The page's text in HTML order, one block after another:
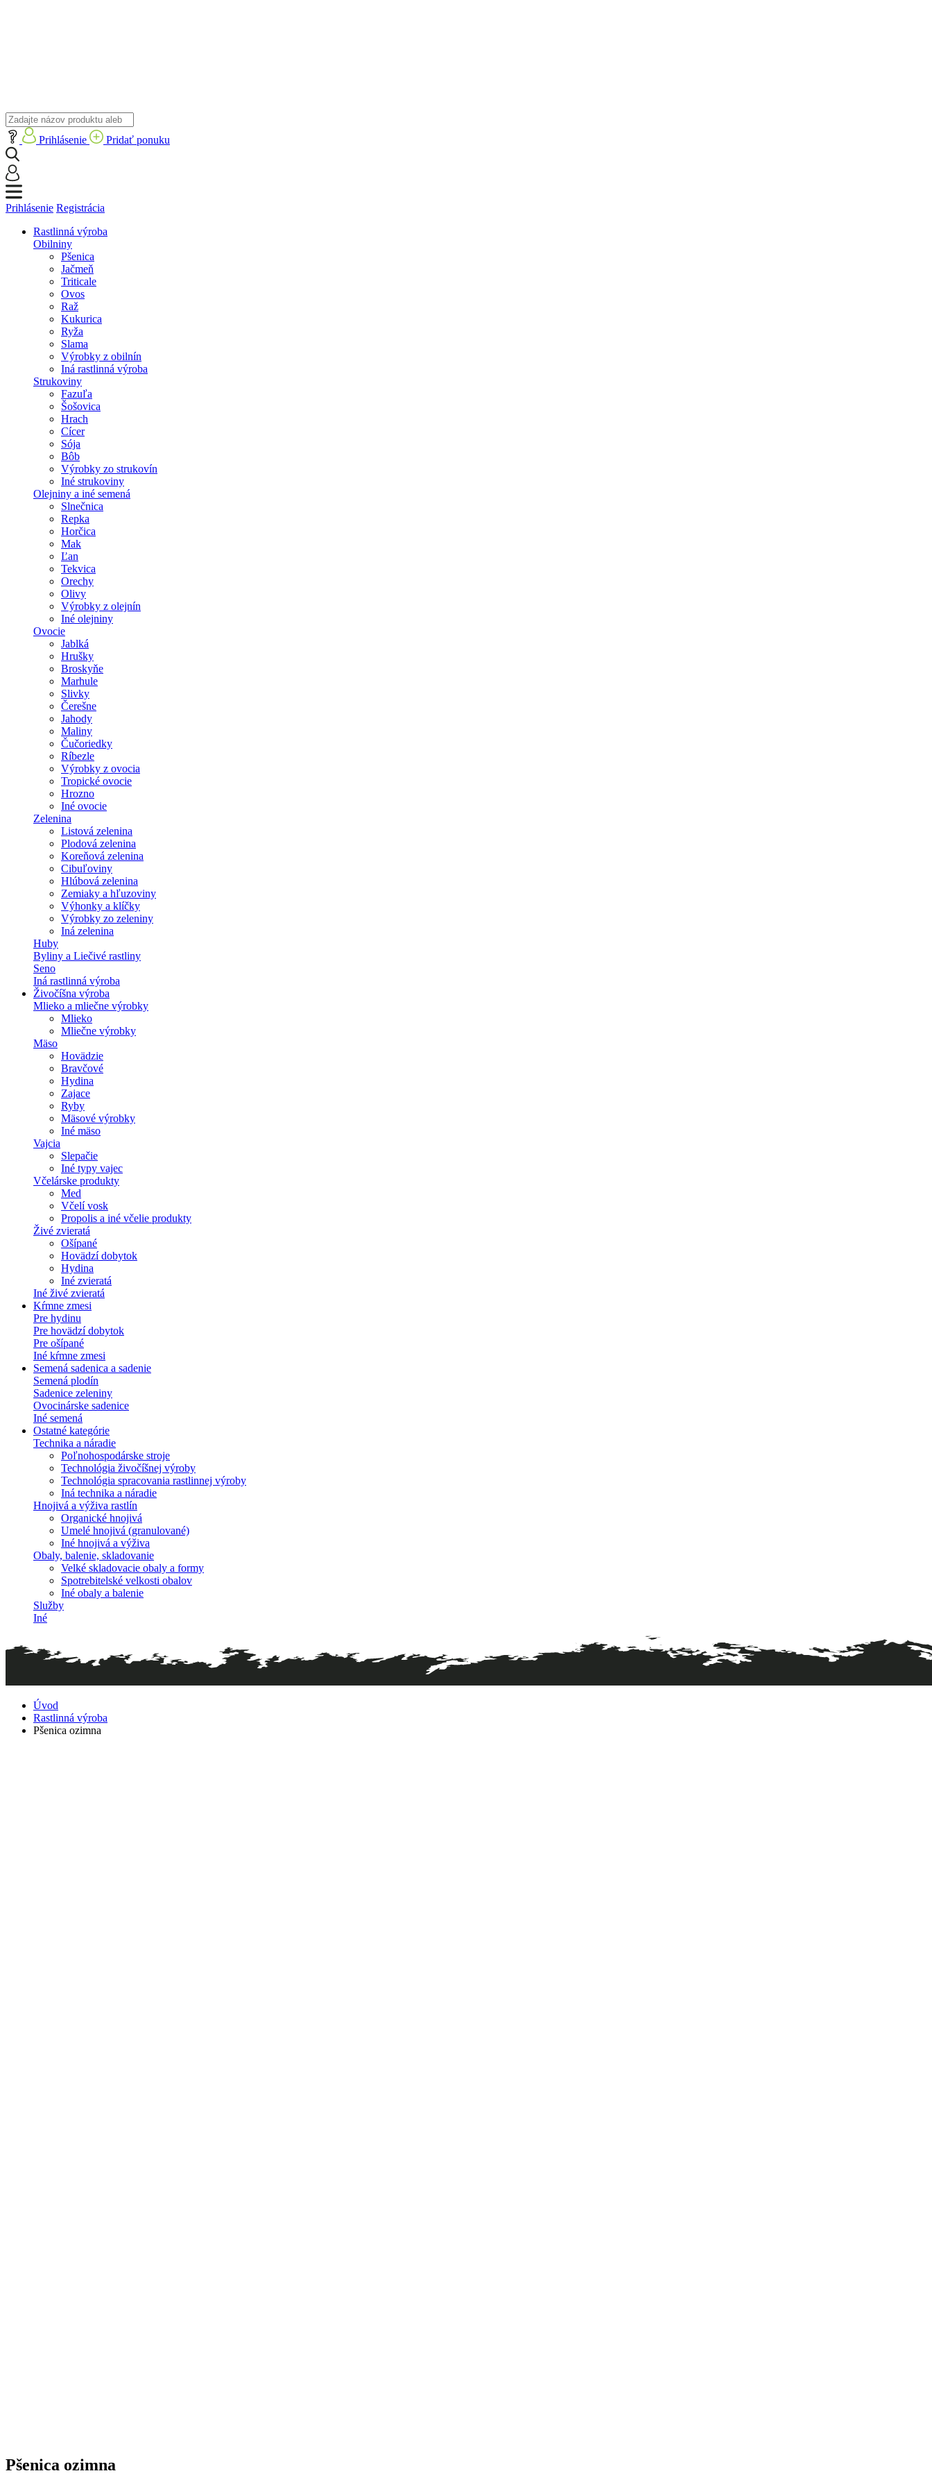
Prihlásenie Pridať ponuku
Prihlásenie Registrácia
Rastlinná výroba
Obilniny
Pšenica
Jačmeň
Triticale
Ovos
Raž
Kukurica
Ryža
Slama
Výrobky z obilnín
Iná rastlinná výroba
Strukoviny
Fazuľa
Šošovica
Hrach
Cícer
Sója
Bôb
Výrobky zo strukovín
Iné strukoviny
Olejniny a iné semená
Slnečnica
Repka
Horčica
Mak
Ľan
Tekvica
Orechy
Olivy
Výrobky z olejnín
Iné olejniny
Ovocie
Jablká
Hrušky
Broskyňe
Marhule
Slivky
Čerešne
Jahody
Maliny
Čučoriedky
Ríbezle
Výrobky z ovocia
Tropické ovocie
Hrozno
Iné ovocie
Zelenina
Listová zelenina
Plodová zelenina
Koreňová zelenina
Cibuľoviny
Hlúbová zelenina
Zemiaky a hľuzoviny
Výhonky a klíčky
Výrobky zo zeleniny
Iná zelenina
Huby
Byliny a Liečivé rastliny
Seno
Iná rastlinná výroba
Živočíšna výroba
Mlieko a mliečne výrobky
Mlieko
Mliečne výrobky
Mäso
Hovädzie
Bravčové
Hydina
Zajace
Ryby
Mäsové výrobky
Iné mäso
Vajcia
Slepačie
Iné typy vajec
Včelárske produkty
Med
Včelí vosk
Propolis a iné včelie produkty
Živé zvieratá
Ošípané
Hovädzí dobytok
Hydina
Iné zvieratá
Iné živé zvieratá
Kŕmne zmesi
Pre hydinu
Pre hovädzí dobytok
Pre ošípané
Iné kŕmne zmesi
Semená sadenica a sadenie
Semená plodín
Sadenice zeleniny
Ovocinárske sadenice
Iné semená
Ostatné kategórie
Technika a náradie
Poľnohospodárske stroje
Technológia živočíšnej výroby
Technológia spracovania rastlinnej výroby
Iná technika a náradie
Hnojivá a výživa rastlín
Organické hnojivá
Umelé hnojivá (granulované)
Iné hnojivá a výživa
Obaly, balenie, skladovanie
Velké skladovacie obaly a formy
Spotrebitelské velkosti obalov
Iné obaly a balenie
Služby
Iné
Úvod
Rastlinná výroba
Pšenica ozimna
Pšenica ozimna